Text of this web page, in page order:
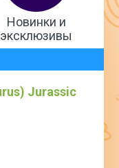
Новинки и
эксклюзивы
Jurassic